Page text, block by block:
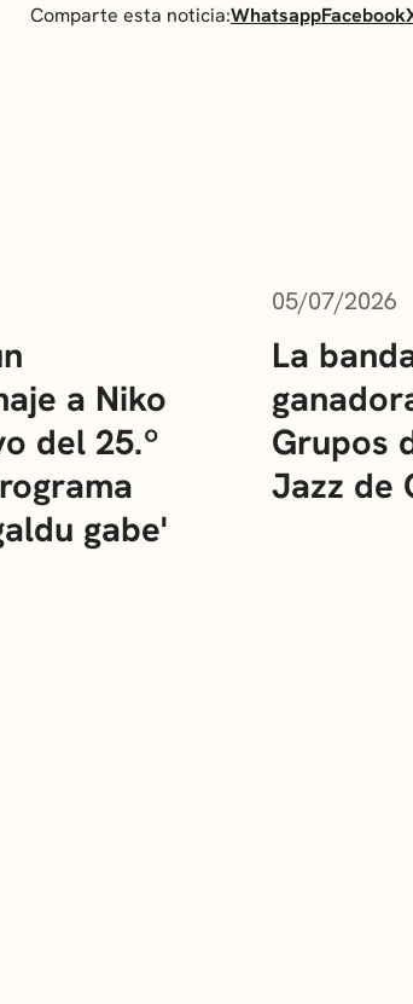
Comparte esta noticia:WhatsappFacebook
a Niko
del 25.º
gabe'
05/07/2026
La
Grupos
Jazz de